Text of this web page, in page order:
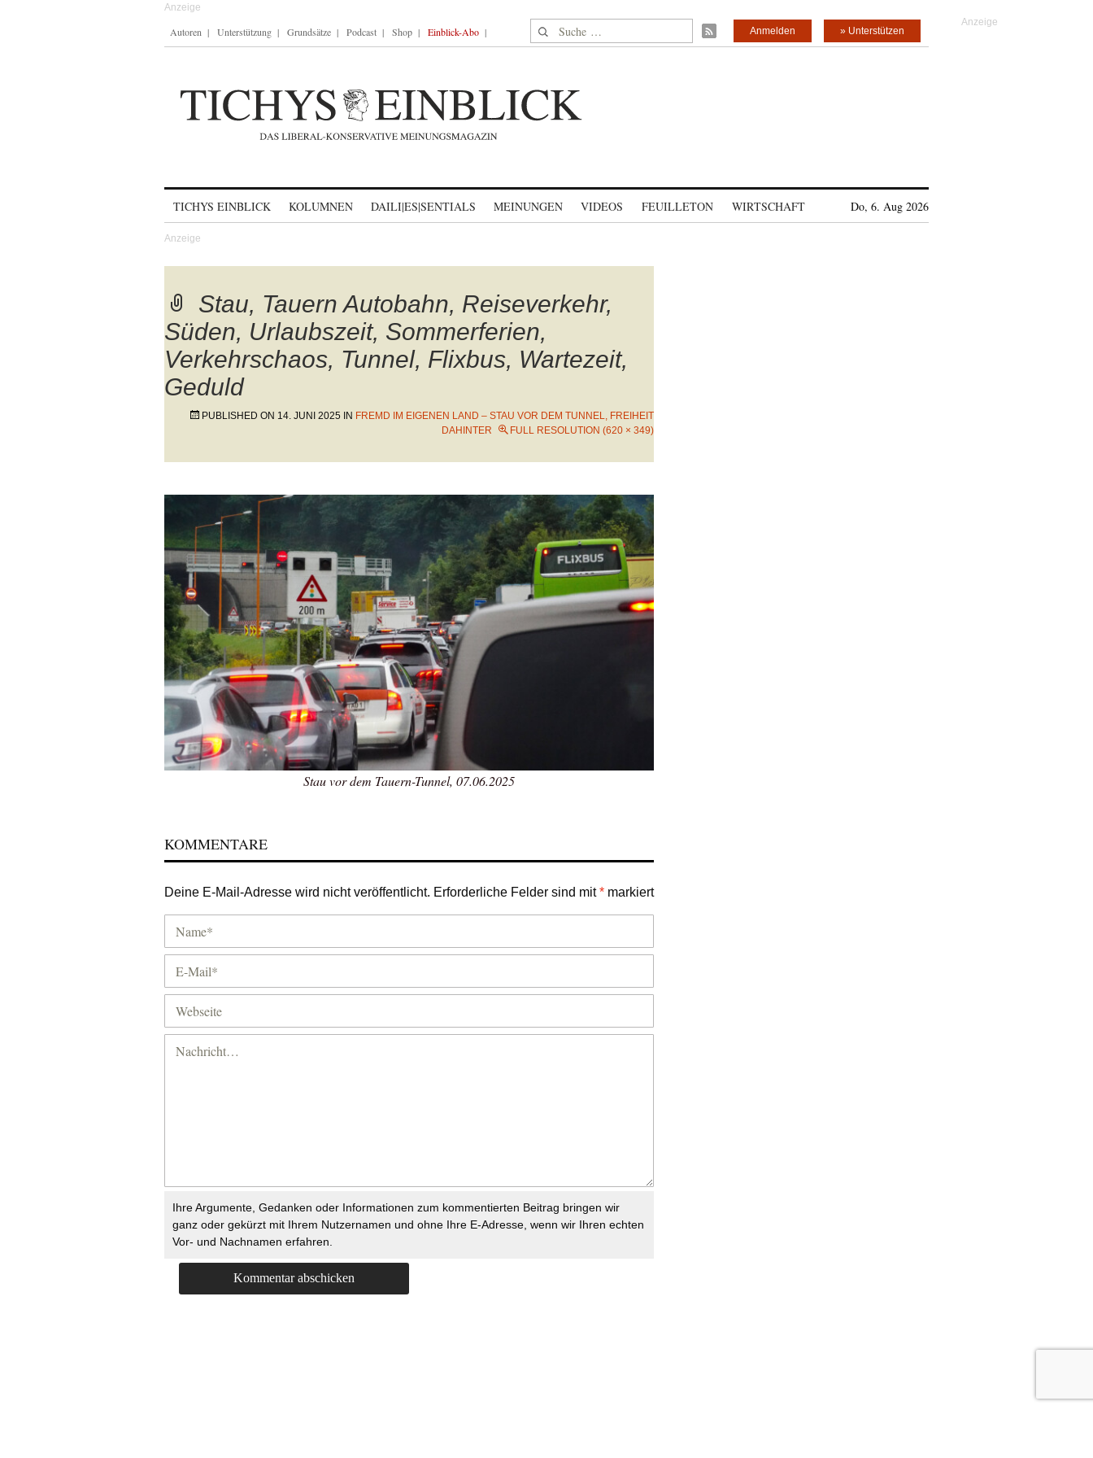
Autoren Unterstützung Grundsätze Podcast Shop Einblick-Abo Suche nach: » Unterstützen
Anmelden
TICHYS EINBLICK KOLUMNEN DAILI|ES|SENTIALS MEINUNGEN VIDEOS FEUILLETON WIRTSCHAFT Do, 6. Aug 2026
Stau, Tauern Autobahn, Reiseverkehr,
Süden, Urlaubszeit, Sommerferien,
Verkehrschaos, Tunnel, Flixbus, Wartezeit,
Geduld
PUBLISHED ON 14. JUNI 2025 IN FREMD IM EIGENEN LAND – STAU VOR DEM TUNNEL, FREIHEIT
DAHINTER
FULL RESOLUTION (620 × 349)
Stau vor dem Tauern-Tunnel, 07.06.2025
KOMMENTARE
Deine E-Mail-Adresse wird nicht veröffentlicht. Erforderliche Felder sind mit* markiert
Ihre Argumente, Gedanken oder Informationen zum kommentierten Beitrag bringen wir
ganz oder gekürzt mit Ihrem Nutzernamen und ohne Ihre E-Adresse, wenn wir Ihren echten
Vor- und Nachnamen erfahren.